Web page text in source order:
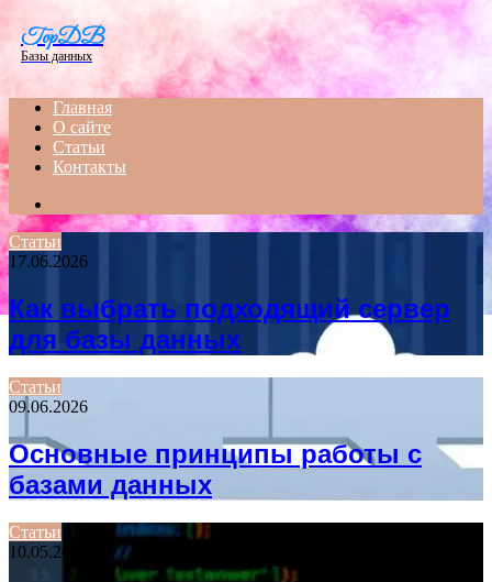
TopDB
Базы данных
Главная
О сайте
Статьи
Контакты
for
Статьи
17.06.2026
Как выбрать подходящий сервер
для базы данных
Статьи
09.06.2026
Основные принципы работы с
базами данных
Статьи
10.05.2026